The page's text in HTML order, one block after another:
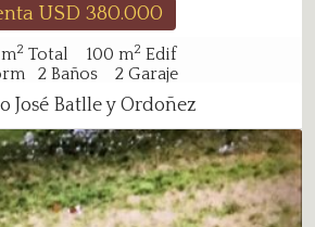
USD 380.000
m2 Total 100 m2 Edif
2 Baños 2 Garaje
José Batlle y Ordoñez